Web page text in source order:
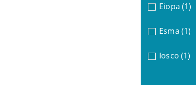
Eiopa (1)
Esma (1)
Iosco (1)